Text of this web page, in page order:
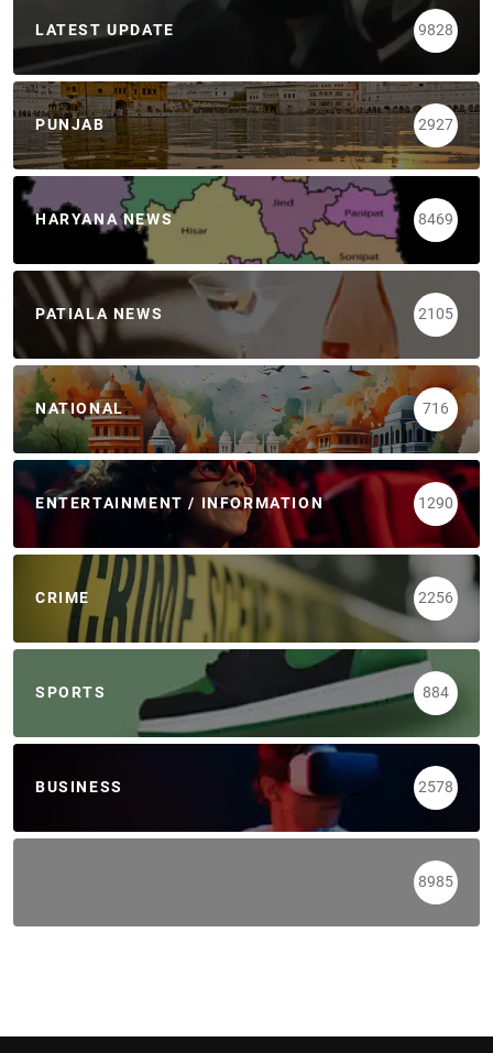
LATEST UPDATE 9828
PUNJAB 2927
HARYANA NEWS 8469
PATIALA NEWS 2105
NATIONAL 716
ENTERTAINMENT / INFORMATION 1290
CRIME 2256
SPORTS 884
BUSINESS 2578
8985